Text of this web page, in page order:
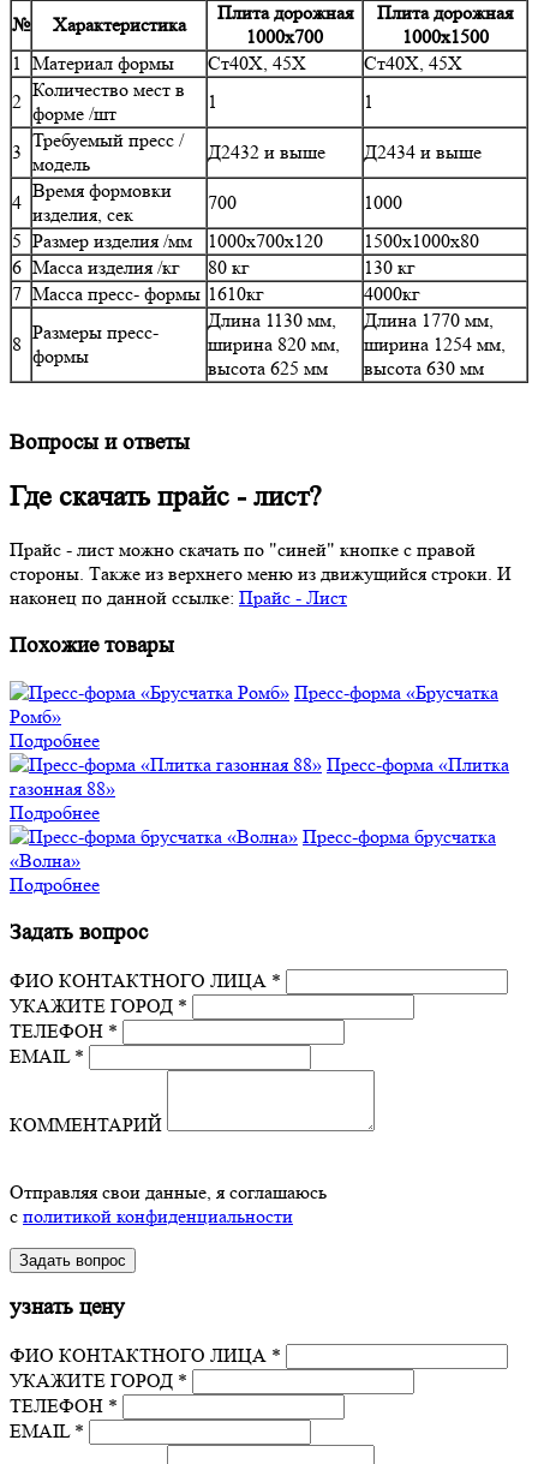
№ Характеристика
Плита дорожная
1000х700
Плита дорожная
1000х1500
1 Материал формы Ст40Х, 45Х
Ст40Х, 45Х
2
Количество мест в
форме /шт
1 1
3
Требуемый пресс /
модель
Д2432 и выше Д2434 и выше
4
Время формовки
изделия, сек
700
1000
5 Размер изделия /мм 1000х700х120
1500х1000х80
6 Масса изделия /кг 80 кг
130 кг
7 Масса пресс- формы 1610кг 4000кг
8
Размеры пресс-
формы
Длина 1130 мм,
ширина 820 мм,
высота 625 мм
Длина 1770 мм,
ширина 1254 мм,
высота 630 мм
Вопросы и ответы
Где скачать прайс - лист?
Прайс - лист можно скачать по "синей" кнопке с правой
стороны. Также из верхнего меню из движущийся строки. И
наконец по данной ссылке: Прайс - Лист
Похожие товары
Пресс-форма «Брусчатка
Ромб»
Подробнее
Пресс-форма «Плитка
газонная 88»
Подробнее
Пресс-форма брусчатка
«Волна»
Подробнее
Задать вопрос
ФИО КОНТАКТНОГО ЛИЦА *
УКАЖИТЕ ГОРОД *
ТЕЛЕФОН *
EMAIL *
КОММЕНТАРИЙ
Отправляя свои данные, я соглашаюсь
с политикой конфиденциальности
узнать цену
ФИО КОНТАКТНОГО ЛИЦА *
УКАЖИТЕ ГОРОД *
ТЕЛЕФОН *
EMAIL *